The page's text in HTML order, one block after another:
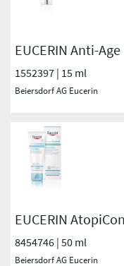
EUCERIN Anti-
1552397 | 15 ml
Beiersdorf AG Eucerin
EUCERIN
8454746 | 50 ml
Beiersdorf AG Eucerin